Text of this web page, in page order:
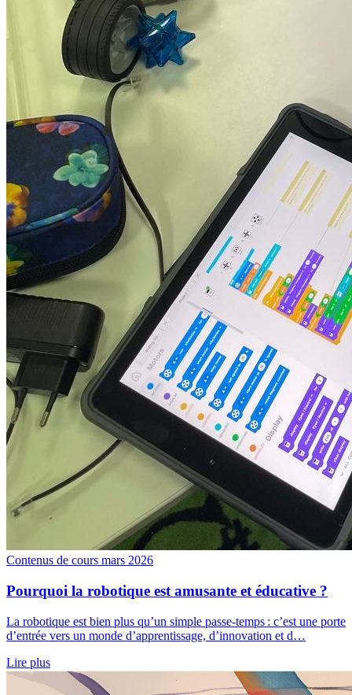
Contenus de cours mars 2026
Pourquoi la robotique est amusante et éducative ?
La robotique est bien plus qu’un simple passe-temps : c’est une porte
d’entrée vers un monde d’apprentissage, d’innovation et d…
Lire plus